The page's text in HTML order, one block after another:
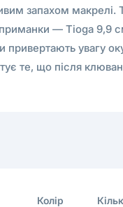
запахом
приманки — Tioga
увагу
те, що після
Колір